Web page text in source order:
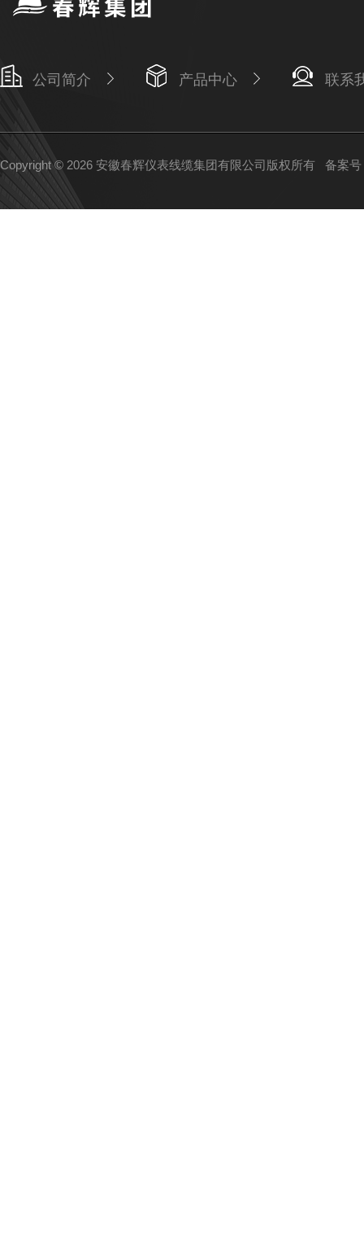
公司简介 产品中心 联系
Copyright © 2026 安徽春辉仪表线缆集团有限公司版权所有 备案号